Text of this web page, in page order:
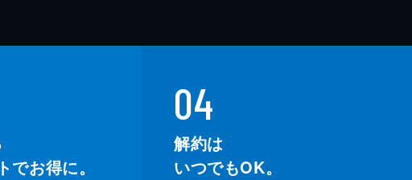
でお得に。
04
解約は
いつでもOK。